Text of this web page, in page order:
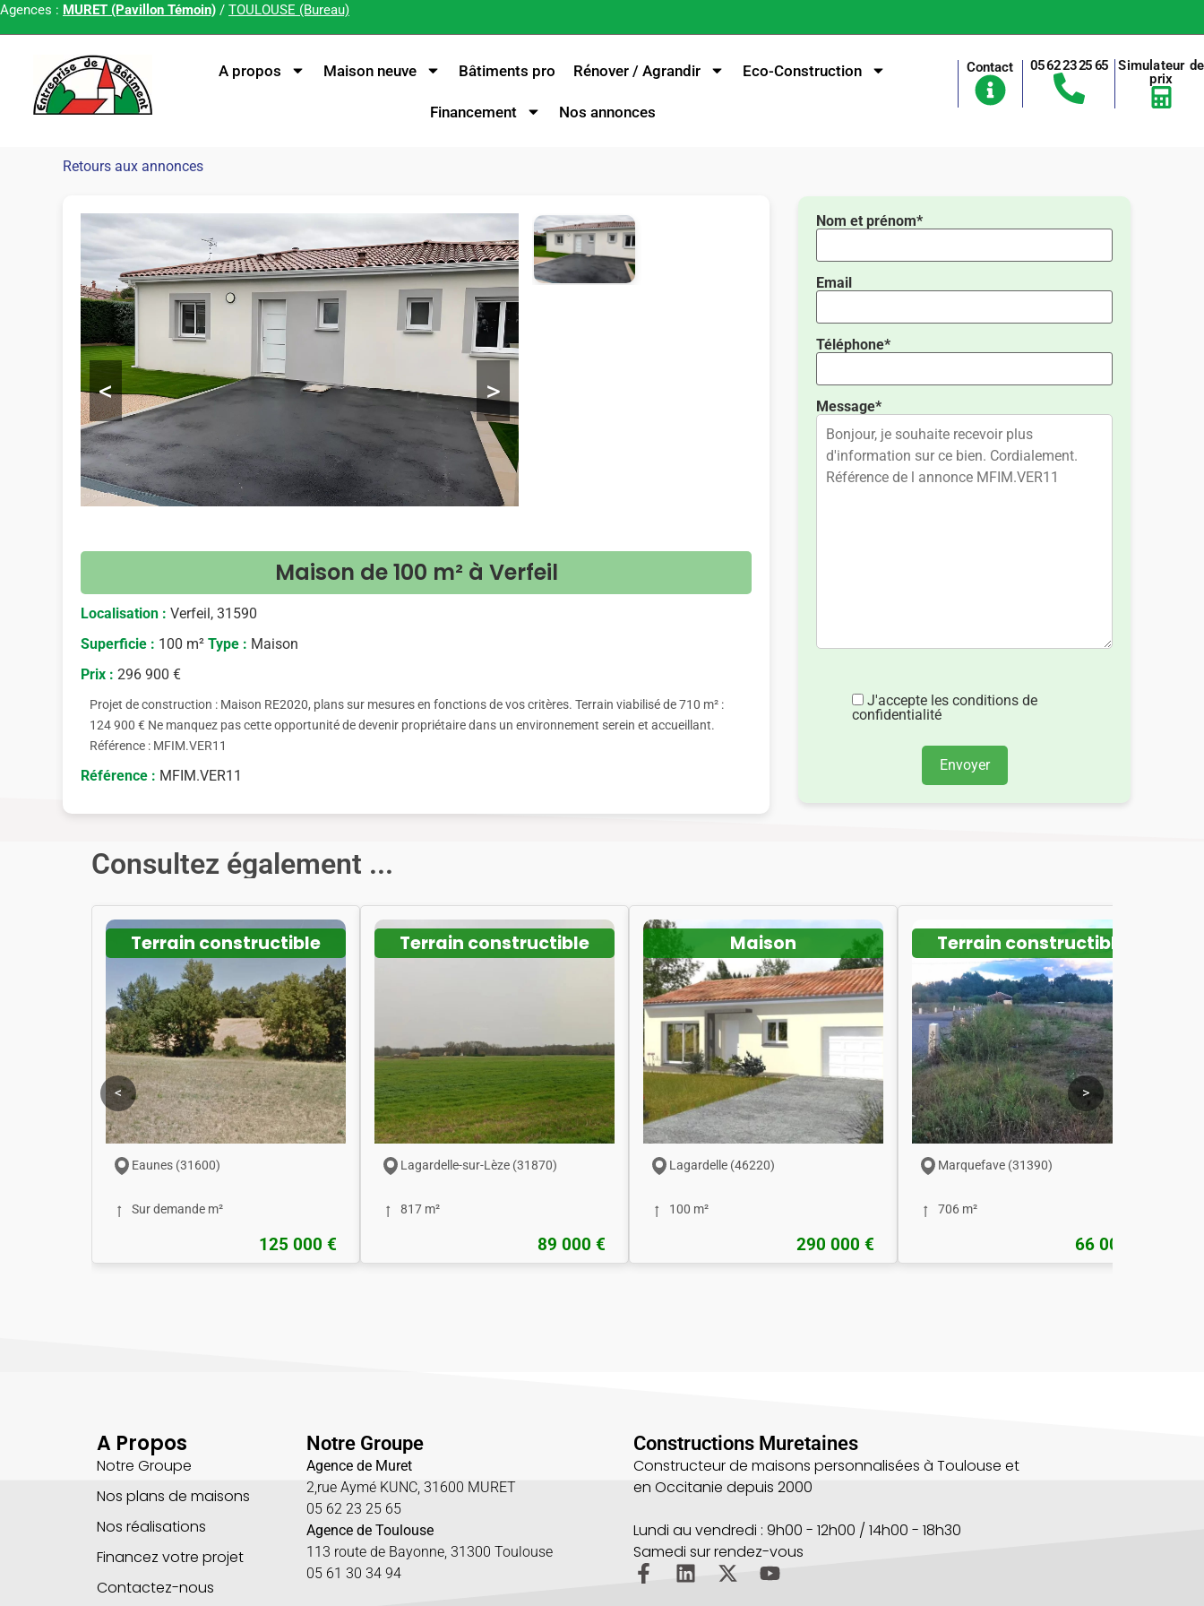
Agences : MURET (Pavillon Témoin) / TOULOUSE (Bureau)
A propos Maison neuve Bâtiments pro Rénover / Agrandir Eco-Construction
Financement Nos annonces
Contact 05 62 23 25 65
Simulateur de
prix
Retours aux annonces
< >
Maison de 100 m² à Verfeil
Localisation : Verfeil, 31590
Superficie : 100 m² Type : Maison
Prix : 296 900 €
Projet de construction : Maison RE2020, plans sur mesures en fonctions de vos critères. Terrain viabilisé de 710 m² :
124 900 € Ne manquez pas cette opportunité de devenir propriétaire dans un environnement serein et accueillant.
Référence : MFIM.VER11
Référence : MFIM.VER11
Nom et prénom*
Email
Téléphone*
Message*
J'accepte les conditions de
confidentialité
Envoyer
Consultez également ...
<
Terrain constructible
Eaunes (31600)
Sur demande m²
125 000 €
Terrain constructible
Lagardelle-sur-Lèze (31870)
817 m²
89 000 €
Maison
Lagardelle (46220)
100 m²
290 000 €
Terrain constructible
Marquefave (31390)
706 m²
66 000 €
>
A Propos
Notre Groupe
Nos plans de maisons
Nos réalisations
Financez votre projet
Contactez-nous
Notre Groupe
Agence de Muret
2,rue Aymé KUNC, 31600 MURET
05 62 23 25 65
Agence de Toulouse
113 route de Bayonne, 31300 Toulouse
05 61 30 34 94
Constructions Muretaines
Constructeur de maisons personnalisées à Toulouse et
en Occitanie depuis 2000
Lundi au vendredi : 9h00 - 12h00 / 14h00 - 18h30
Samedi sur rendez-vous